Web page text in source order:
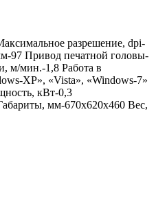
разрешение, dpi-
97 Привод печатной головы-
м/мин.-1,8 Работа в
XP», «Vista», «Windows-7»
кВт-0,3
мм-670х620х460 Вес,